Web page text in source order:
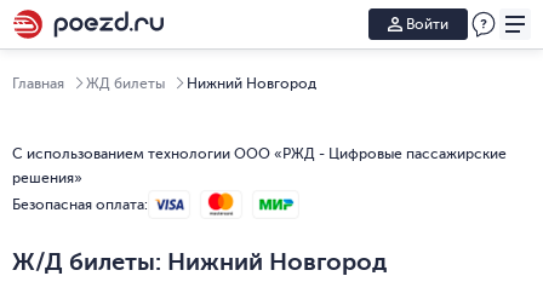
Войти
Главная ЖД билеты Нижний Новгород
С использованием технологии ООО «РЖД - Цифровые пассажирские
решения»
Безопасная оплата:
Ж/Д билеты: Нижний Новгород